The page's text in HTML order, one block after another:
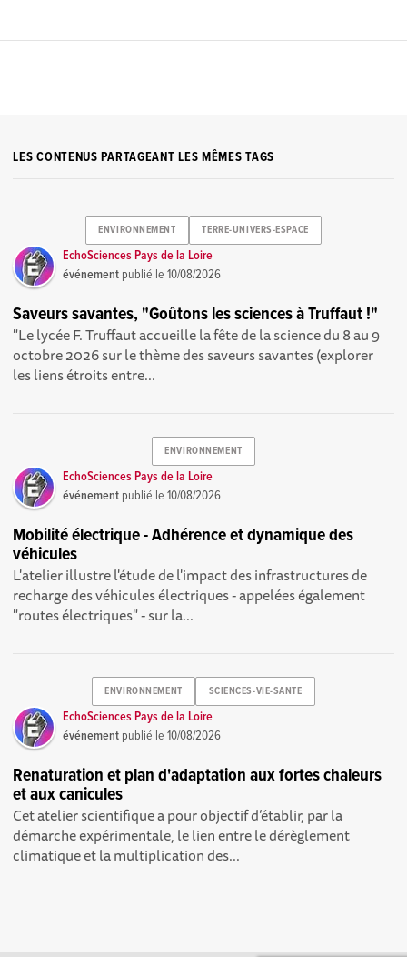
LES CONTENUS PARTAGEANT LES MÊMES TAGS
ENVIRONNEMENT TERRE-UNIVERS-ESPACE
EchoSciences Pays de la Loire
événement publié le10/08/2026
Saveurs savantes, "Goûtons les sciences à Truffaut !"
"Le lycée F. Truffaut accueille la fête de la science du 8 au 9
octobre 2026 sur le thème des saveurs savantes (explorer
les liens étroits entre...
ENVIRONNEMENT
EchoSciences Pays de la Loire
événement publié le10/08/2026
Mobilité électrique - Adhérence et dynamique des
véhicules
L'atelier illustre l'étude de l'impact des infrastructures de
recharge des véhicules électriques - appelées également
"routes électriques" - sur la...
ENVIRONNEMENT SCIENCES-VIE-SANTE
EchoSciences Pays de la Loire
événement publié le10/08/2026
Renaturation et plan d'adaptation aux fortes chaleurs
et aux canicules
Cet atelier scientifique a pour objectif d’établir, par la
démarche expérimentale, le lien entre le dérèglement
climatique et la multiplication des...